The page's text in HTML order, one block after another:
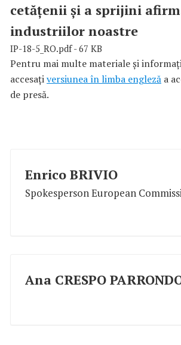
cetățenii și a sprijini
industriilor noastre
IP-18-5_RO.pdf - 67 KB
Pentru mai multe materiale și
accesațiversiunea în limba engleză a
de presă.
Enrico BRIVIO
Spokesperson European
Ana CRESPO